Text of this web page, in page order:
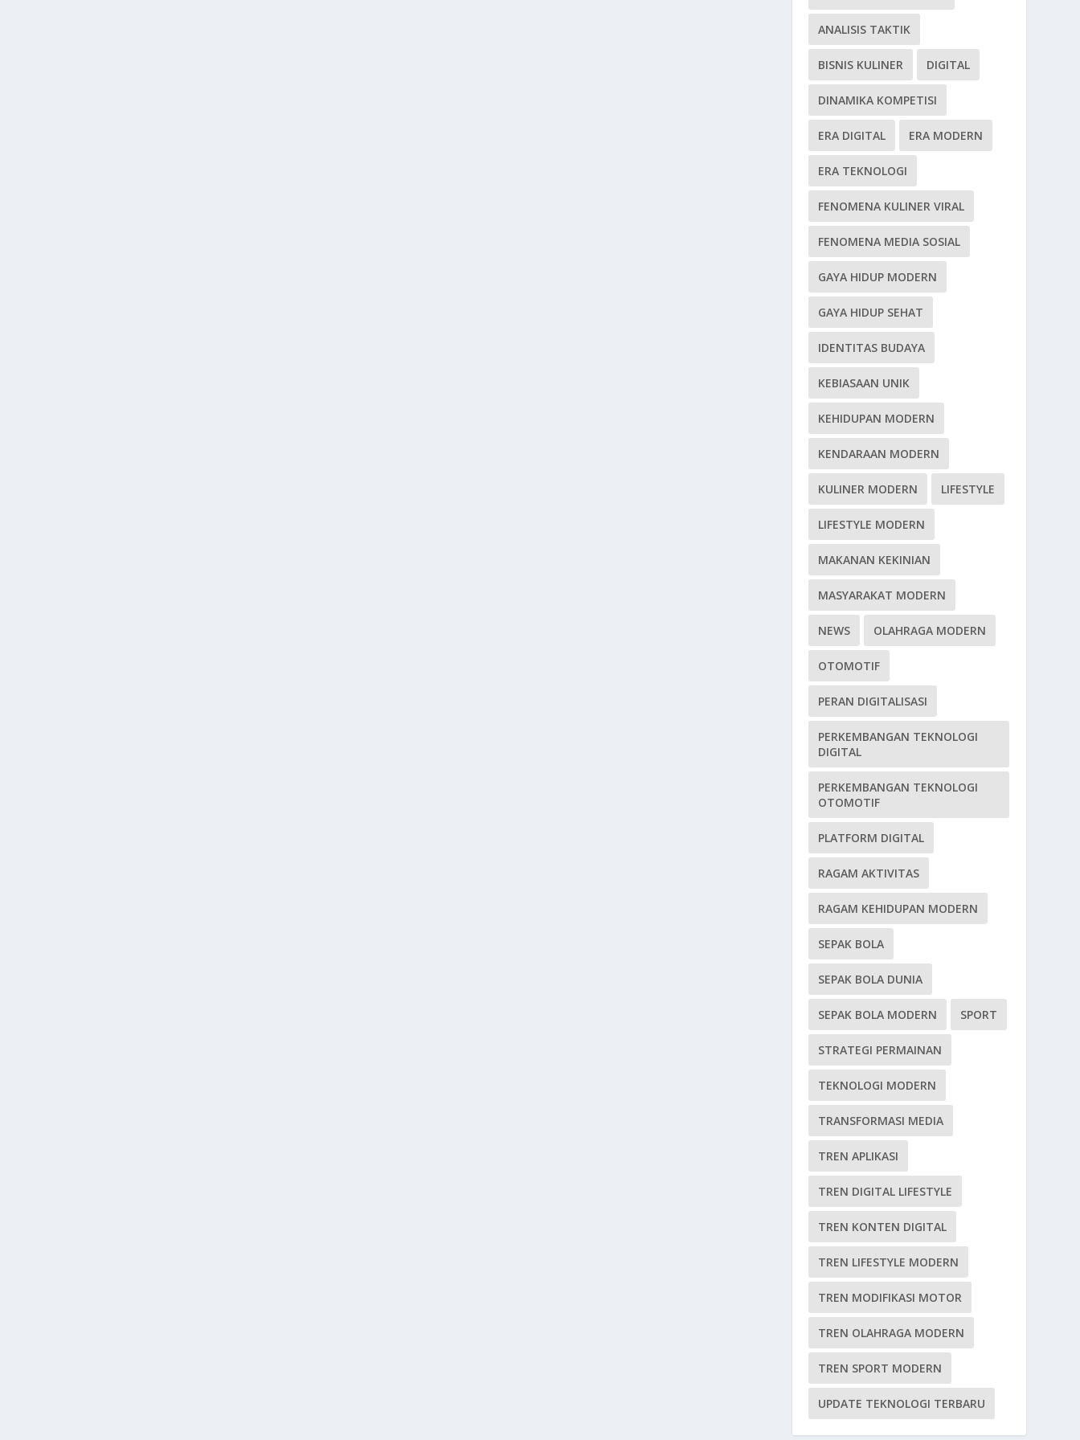
ANALISIS TAKTIK
BISNIS KULINER DIGITAL
DINAMIKA KOMPETISI
ERA DIGITAL ERA MODERN
ERA TEKNOLOGI
FENOMENA KULINER VIRAL
FENOMENA MEDIA SOSIAL
GAYA HIDUP MODERN
GAYA HIDUP SEHAT
IDENTITAS BUDAYA
KEBIASAAN UNIK
KEHIDUPAN MODERN
KENDARAAN MODERN
KULINER MODERN LIFESTYLE
LIFESTYLE MODERN
MAKANAN KEKINIAN
MASYARAKAT MODERN
NEWS OLAHRAGA MODERN
OTOMOTIF
PERAN DIGITALISASI
PERKEMBANGAN TEKNOLOGI
DIGITAL
PERKEMBANGAN TEKNOLOGI
OTOMOTIF
PLATFORM DIGITAL
RAGAM AKTIVITAS
RAGAM KEHIDUPAN MODERN
SEPAK BOLA
SEPAK BOLA DUNIA
SEPAK BOLA MODERN SPORT
STRATEGI PERMAINAN
TEKNOLOGI MODERN
TRANSFORMASI MEDIA
TREN APLIKASI
TREN DIGITAL LIFESTYLE
TREN KONTEN DIGITAL
TREN LIFESTYLE MODERN
TREN MODIFIKASI MOTOR
TREN OLAHRAGA MODERN
TREN SPORT MODERN
UPDATE TEKNOLOGI TERBARU